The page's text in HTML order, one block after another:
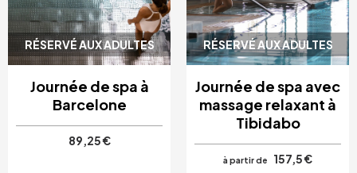
RÉSERVÉ AUX ADULTES
Journée de spa à
Barcelone
89,25 €
RÉSERVÉ AUX ADULTES
Journée de spa avec
massage relaxant à
Tibidabo
à partir de
157,5 €